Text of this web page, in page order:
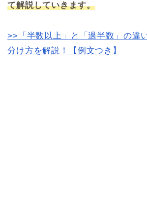
て解説していきます。
>>「半数以上」と「過半数」の違
分け方を解説！【例文つき】